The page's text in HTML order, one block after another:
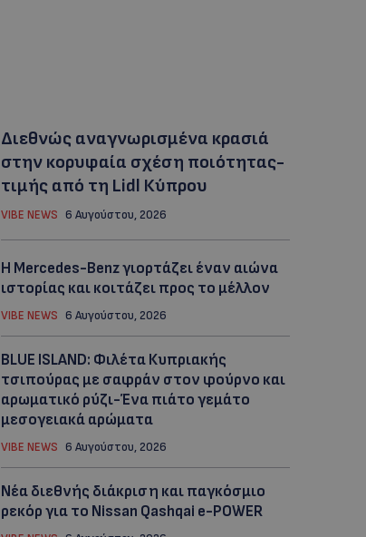
Διεθνώς αναγνωρισμένα κρασιά
στην κορυφαία σχέση ποιότητας-
τιμής από τη Lidl Κύπρου
VIBE NEWS 6 Αυγούστου, 2026
Η Mercedes-Benz γιορτάζει έναν αιώνα
ιστορίας και κοιτάζει προς το μέλλον
VIBE NEWS 6 Αυγούστου, 2026
BLUE ISLAND: Φιλέτα Κυπριακής
τσιπούρας με σαφράν στον φούρνο και
αρωματικό ρύζι-Ένα πιάτο γεμάτο
μεσογειακά αρώματα
VIBE NEWS 6 Αυγούστου, 2026
Νέα διεθνής διάκριση και παγκόσμιο
ρεκόρ για το Nissan Qashqai e-POWER